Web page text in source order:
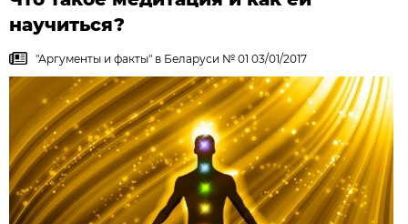
научиться?
"Аргументы и факты" в Беларуси № 01 03/01/2017